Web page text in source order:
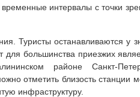
интервалы с точки
Туристы останавливаются у
большинства приезжих
районе Санкт-
отметить близость станции
инфраструктуру.